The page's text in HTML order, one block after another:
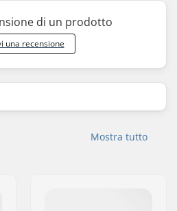
di un prodotto
una recensione
Mostra tutto